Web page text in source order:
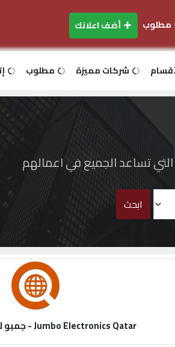
مطلوب أضف اعلانك
شركات مميزة مطلوب
تساعد الجميع في اعمالهم
ابحث
Jumbo Electronics Qatar - جمبو للإلكترونيات قطر